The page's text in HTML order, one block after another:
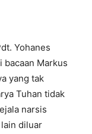
Yohanes
bacaan Markus
yang tak
Tuhan tidak
narsis
diluar